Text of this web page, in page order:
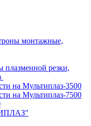
монтажные,
резки,
на Мультиплаз-3500
на Мультиплаз-7500